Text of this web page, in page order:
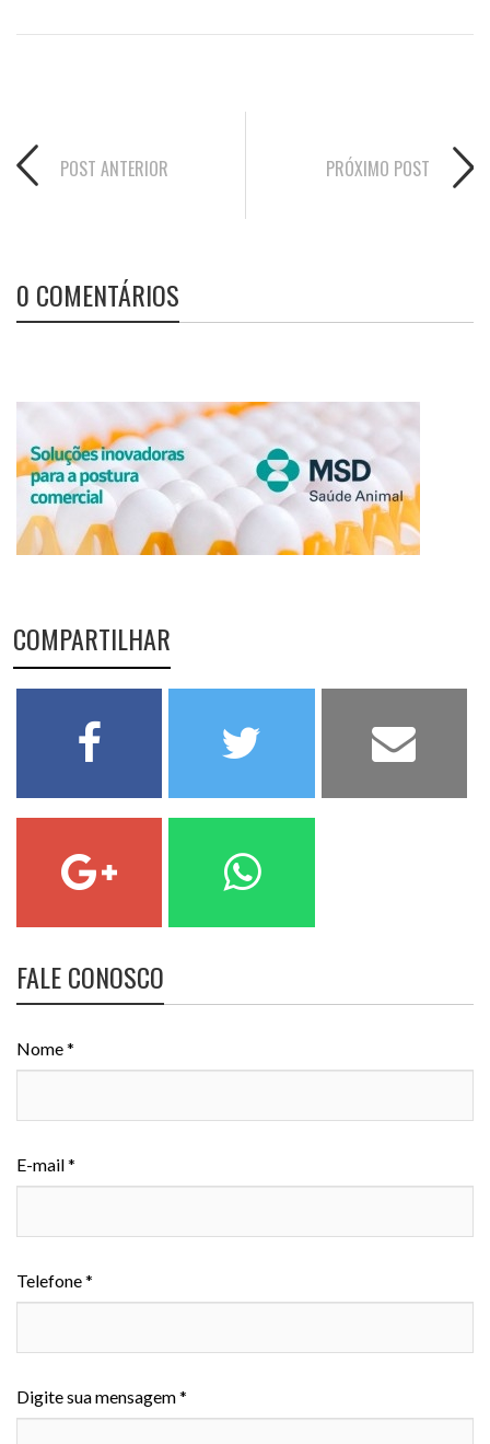
POST ANTERIOR PRÓXIMO POST
0 COMENTÁRIOS
COMPARTILHAR
FALE CONOSCO
Nome *
E-mail *
Telefone *
Digite sua mensagem *